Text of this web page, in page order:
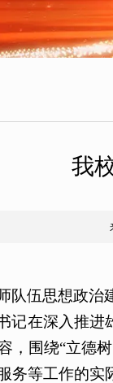
我
队伍思想政
记在深入推
，围绕“立德
务等工作的实